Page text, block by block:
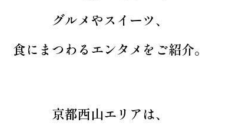
グルメやスイーツ、
食にまつわるエンタメをご紹介。
京都西山エリアは、